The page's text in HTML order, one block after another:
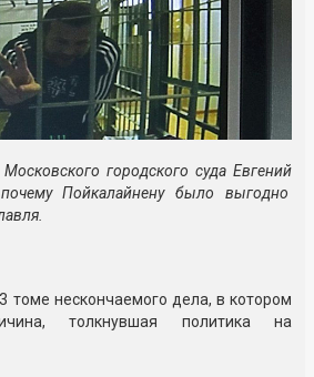
городского суда Евгений
Пойкалайнену было выгодно
томе нескончаемого дела, в котором
толкнувшая политика на